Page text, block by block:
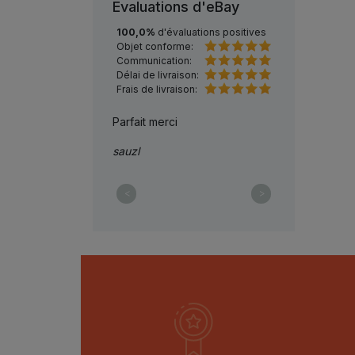
Evaluations d'eBay
100,0% d'évaluations positives
Objet conforme:
Communication:
Délai de livraison:
Frais de livraison:
Parfait merci
sauzl
< >